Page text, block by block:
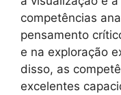
competências
pensamento
e na exploração
disso, as
excelentes